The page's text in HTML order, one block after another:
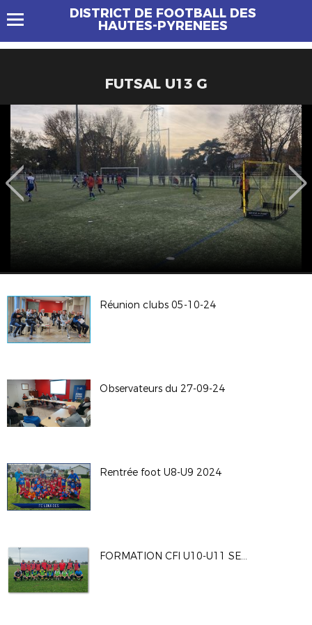
DISTRICT DE FOOTBALL DES
HAUTES-PYRENEES
FUTSAL U13 G
Réunion clubs 05-10-24
Observateurs du 27-09-24
Rentrée foot U8-U9 2024
FORMATION CFI U10-U11 SEPT 2024